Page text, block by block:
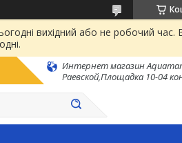
вихідний або не робочий
Интернет магазин
Раевской,Площадка 10-04